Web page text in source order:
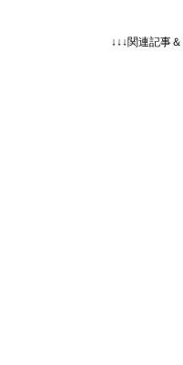
↓↓↓関連記事